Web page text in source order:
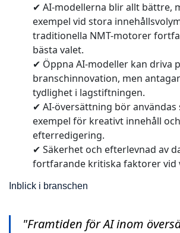
✔ AI-modellerna blir allt bättre,
exempel vid stora
traditionella NMT-motorer
bästa valet.
✔ Öppna AI-modeller kan driva
branschinnovation, men
tydlighet i lagstiftningen.
✔ AI-översättning bör
exempel för kreativt innehåll
efterredigering.
✔ Säkerhet och efterlevnad av
fortfarande kritiska faktorer vid
Inblick i branschen
"Framtiden för AI inom